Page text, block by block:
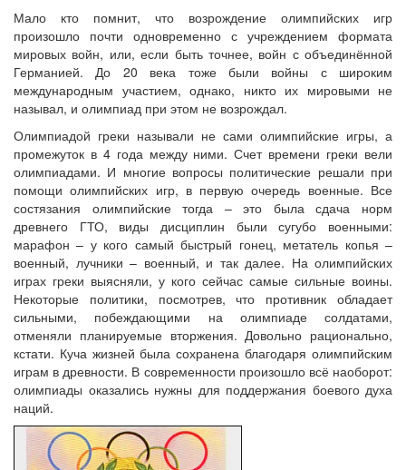
Мало кто помнит, что возрождение олимпийских игр
произошло почти одновременно с учреждением формата
мировых войн, или, если быть точнее, войн с объединённой
Германией. До 20 века тоже были войны с широким
международным участием, однако, никто их мировыми не
называл, и олимпиад при этом не возрождал.
Олимпиадой греки называли не сами олимпийские игры, а
промежуток в 4 года между ними. Счет времени греки вели
олимпиадами. И многие вопросы политические решали при
помощи олимпийских игр, в первую очередь военные. Все
состязания олимпийские тогда – это была сдача норм
древнего ГТО, виды дисциплин были сугубо военными:
марафон – у кого самый быстрый гонец, метатель копья –
военный, лучники – военный, и так далее. На олимпийских
играх греки выясняли, у кого сейчас самые сильные воины.
Некоторые политики, посмотрев, что противник обладает
сильными, побеждающими на олимпиаде солдатами,
отменяли планируемые вторжения. Довольно рационально,
кстати. Куча жизней была сохранена благодаря олимпийским
играм в древности. В современности произошло всё наоборот:
олимпиады оказались нужны для поддержания боевого духа
наций.